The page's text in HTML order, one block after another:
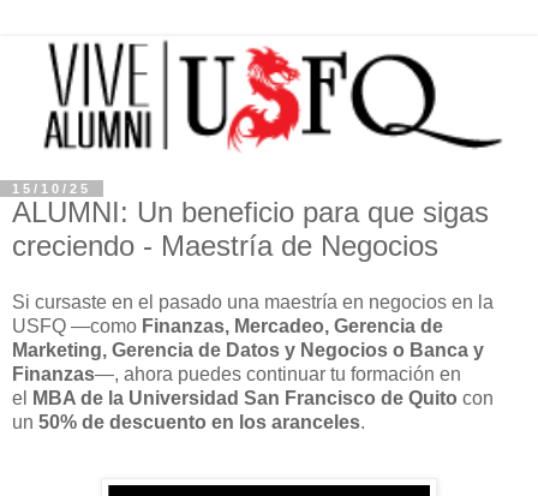
15/10/25
ALUMNI: Un beneficio para que sigas
creciendo - Maestría de Negocios
Si cursaste en el pasado una maestría en negocios en la
USFQ —como Finanzas, Mercadeo, Gerencia de
Marketing, Gerencia de Datos y Negocios o Banca y
Finanzas—, ahora puedes continuar tu formación en
el
MBA de la Universidad San Francisco de Quito con
un 50% de descuento en los aranceles.